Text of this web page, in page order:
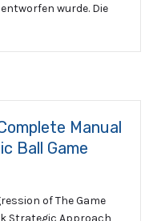
wurde. Die
Manual
Ball Game
of The Game
Strategic Approach